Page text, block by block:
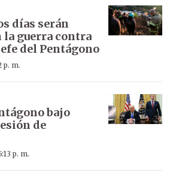
días serán
la guerra contra
del Pentágono
p. m.
bajo
de
p. m.